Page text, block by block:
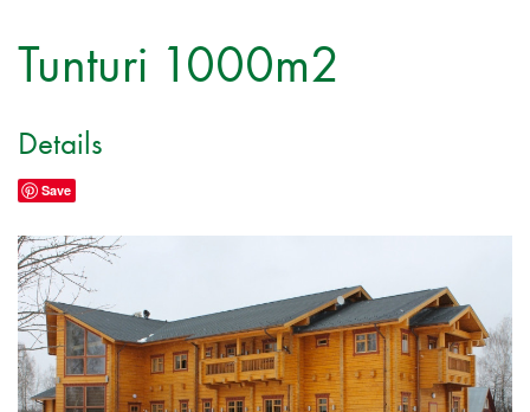
Tunturi 1000m2
Details
Save